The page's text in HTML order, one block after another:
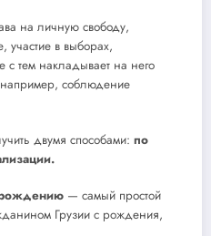
на личную свободу,
участие в выборах,
тем накладывает на него
соблюдение
двумя способами: по
рождению — самый простой
Грузии с рождения,